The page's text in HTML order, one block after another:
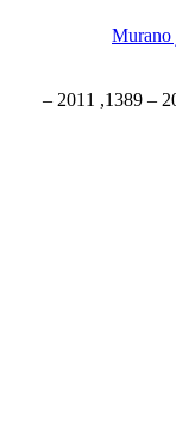
2008 – 1387, 2009 – 1388, 2010 – 1389, 2011 –